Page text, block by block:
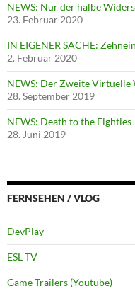
NEWS: Nur der halbe
23. Februar 2020
IN EIGENER SACHE:
2. Februar 2020
NEWS: Der Zweite Virtuelle
28. September 2019
NEWS: Death to the Eighties
28. Juni 2019
FERNSEHEN / VLOG
DevPlay
ESL TV
Game Trailers (Youtube)